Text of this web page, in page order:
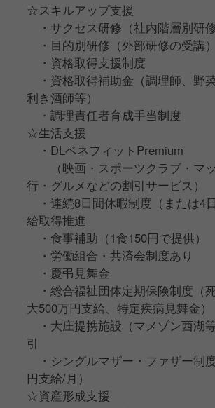
☆スキルアップ支援
・サクセス研修（社内階層別研修
・目的別研修（外部研修の受講）
・資格取得支援制度
・資格取得補助金（調理師、野菜
利き酒師等）
・調理責任者育成手当制度
☆生活支援
・DLベネフィットPremium
（映画・スポーツクラブ・マ
行・グルメなどの割引サービス）
・連続8日間休暇制度（または
給取得推進
・食事補助（1食150円で提供）
・労働組合・共済会制度あり
・慶弔見舞金
・総合福祉団体定期保険制度（
大500万円支給、特定疾病見舞金）
・大庄提携施設（マメゾン⻄湖
引
・シングルマザー・ファザー制
円支給/月）
☆資産形成支援